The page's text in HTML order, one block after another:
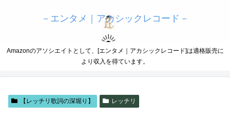
－エンタメ｜アカシックレコード－
Amazonのアソシエイトとして、[エンタメ｜アカシックレコード]は適格販売に
より収入を得ています。
【レッチリ歌詞の深堀り】 レッチリ